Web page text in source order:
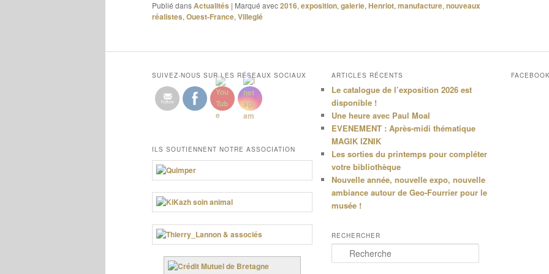
Publié dansActualités | Marqué avec2016, exposition, galerie, Henriot, manufacture, nouveaux
réalistes, Ouest-France, Villeglé
SUIVEZ-NOUS SUR LES RÉSEAUX SOCIAUX
ILS SOUTIENNENT NOTRE ASSOCIATION
ARTICLES RÉCENTS
Le catalogue de l’exposition 2026 est
disponible !
Une heure avec Paul Moal
EVENEMENT : Après-midi thématique
MAGIK IZNIK
Les sorties du printemps pour compléter
votre bibliothèque
Nouvelle année, nouvelle expo, nouvelle
ambiance autour de Geo-Fourrier pour le
musée !
RECHERCHER
e